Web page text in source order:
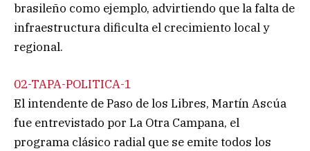
brasileño como ejemplo, advirtiendo que la falta de
infraestructura dificulta el crecimiento local y
regional.
02-TAPA-POLITICA-1
El intendente de Paso de los Libres, Martín Ascúa
fue entrevistado por La Otra Campana, el
programa clásico radial que se emite todos los